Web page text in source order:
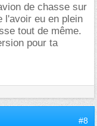
de chasse sur
l'avoir eu en plein
tout de même.
pour ta
#8